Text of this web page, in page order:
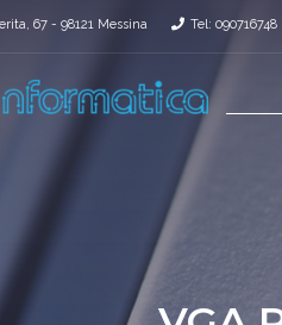
67 - 98121 Messina Tel: 090716748